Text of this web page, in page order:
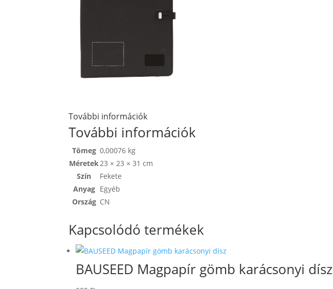
További információk
További információk
Tömeg 0,00076 kg
Méretek 23 × 23 × 31 cm
Szín
Fekete
Anyag Egyéb
Ország CN
Kapcsolódó termékek
BAUSEED Magpapír gömb karácsonyi dísz